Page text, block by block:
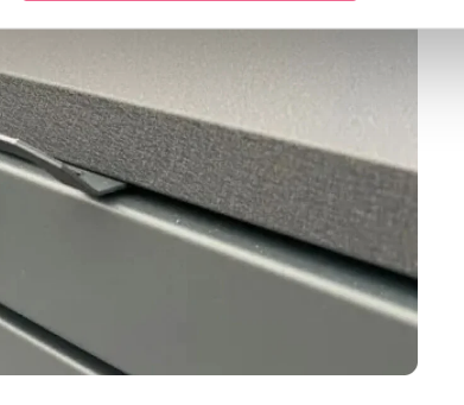
du die Nutzungsbedingungen und die
Privacy PolicyandTerms of Service
du die Nutzungsbedingungen und die
Policy andTerms of Service apply.